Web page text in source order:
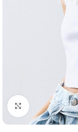
Click to enlarge